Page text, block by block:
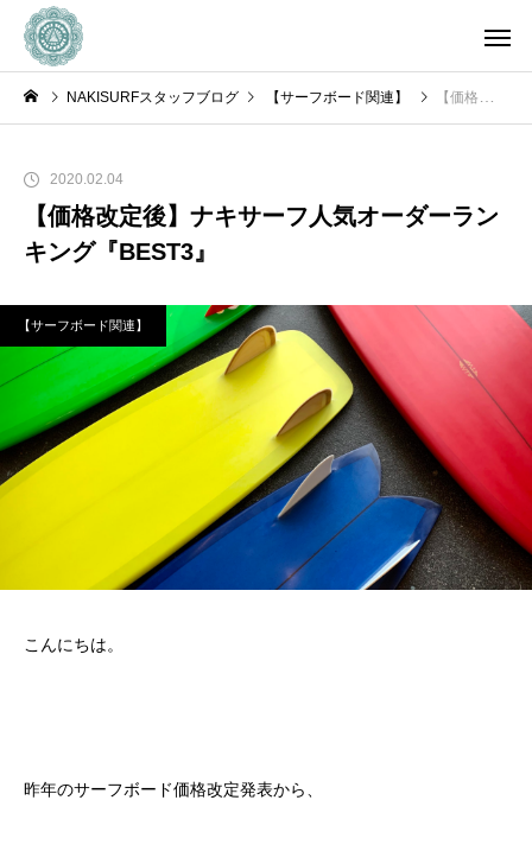
NAKISURFスタッフブログ 【サーフボード関連】 【価格改定後】ナキサーフ人気オーダーランキング『BEST3』
2020.02.04
【価格改定後】ナキサーフ人気オーダーラン
キング『BEST3』
【サーフボード関連】
こんにちは。
昨年のサーフボード価格改定発表から、